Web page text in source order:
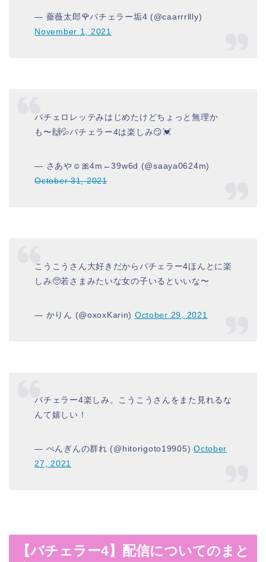
— 薔薇太郎🌹バチェラー垢4 (@caarrrllly)
November 1, 2021
バチェロレッテみはじめたけどちょっと無理か
も〜🙌💦バチェラー4は楽しみ😏💓
— さあや☺︎🎀4m←39w6d (@saaya0624m)
October 31, 2021
こうこうさん大好きだからバチェラー4ほんとに楽
しみ🥺若さまみたいな女の子いるといいな〜
— かりん (@oxoxKarin) October 29, 2021
バチェラー4楽しみ。こうこうさんをまた見れるな
んて嬉しい！
— ぺんぎんの群れ (@hitorigoto19905)October
27, 2021
【バチェラー4】配信についてのまと